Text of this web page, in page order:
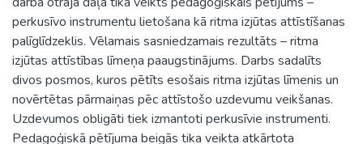
perkusīvo instrumentu lietošana kā ritma izjūtas attīstīšanas
palīglīdzeklis. Vēlamais sasniedzamais rezultāts – ritma
izjūtas attīstības līmeņa paaugstinājums. Darbs sadalīts
divos posmos, kuros pētīts esošais ritma izjūtas līmenis un
novērtētas pārmaiņas pēc attīstošo uzdevumu veikšanas.
Uzdevumos obligāti tiek izmantoti perkusīvie instrumenti.
Pedagoģiskā pētījuma beigās tika veikta atkārtota